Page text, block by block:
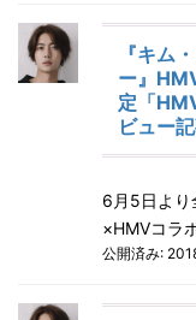
『キム
ー』
定「
ビュー
6月5日より
×HMVコラ
公開済み: